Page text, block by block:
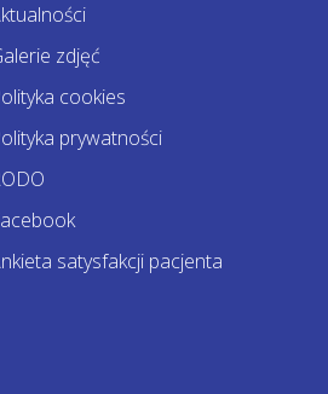
zdjęć
cookies
prywatności
satysfakcji pacjenta